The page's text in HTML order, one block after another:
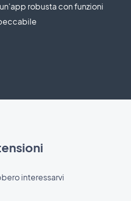
robusta con funzioni
interessarvi